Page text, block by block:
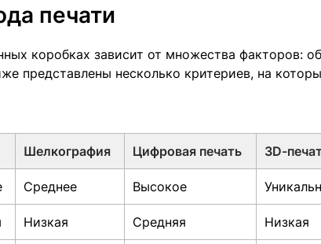
печати
коробках зависит от множества факторов:
представлены несколько критериев, на
Шелкография Цифровая печать 3D-
Среднее Высокое
Низкая Средняя Низкая